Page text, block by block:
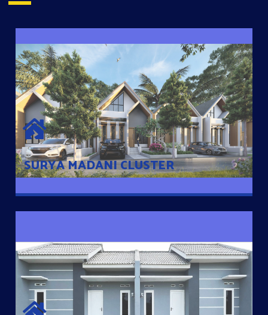
SURYA MADANI CLUSTER
SURYA MADANI CLUSTER
Desain Modern Minimalis dengan Konsep Rumah Pintar
Sehingga Memudahkan Penghuni mengakses rumahnya
dengan Ponsel
SURYA MADANI DUA
Satu-satunya Hunian nyaman dengan harga subsidi hanya 100
jutaan dengan lokasi strategis di Tuban